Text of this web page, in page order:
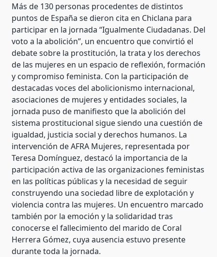
Más de 130 personas procedentes de distintos
puntos de España se dieron cita en Chiclana para
participar en la jornada “Igualmente Ciudadanas. Del
voto a la abolición”, un encuentro que convirtió el
debate sobre la prostitución, la trata y los derechos
de las mujeres en un espacio de reflexión, formación
y compromiso feminista. Con la participación de
destacadas voces del abolicionismo internacional,
asociaciones de mujeres y entidades sociales, la
jornada puso de manifiesto que la abolición del
sistema prostitucional sigue siendo una cuestión de
igualdad, justicia social y derechos humanos. La
intervención de AFRA Mujeres, representada por
Teresa Domínguez, destacó la importancia de la
participación activa de las organizaciones feministas
en las políticas públicas y la necesidad de seguir
construyendo una sociedad libre de explotación y
violencia contra las mujeres. Un encuentro marcado
también por la emoción y la solidaridad tras
conocerse el fallecimiento del marido de Coral
Herrera Gómez, cuya ausencia estuvo presente
durante toda la jornada.